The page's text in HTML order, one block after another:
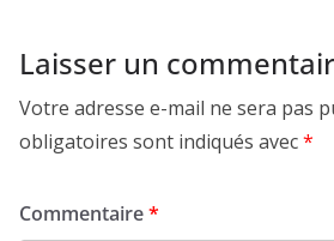
Laisser un
Votre adresse e-mail ne sera pas
obligatoires sont indiqués avec*
Commentaire*